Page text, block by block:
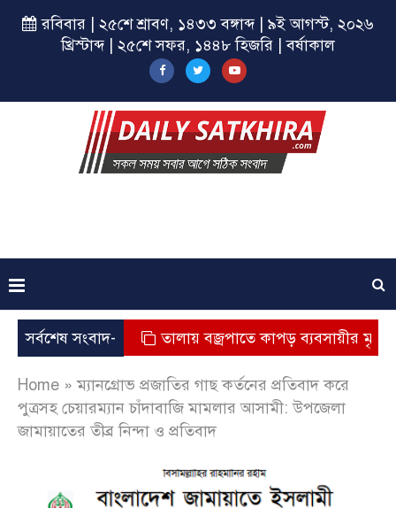
রবিবার | ২৫শে শ্রাবণ, ১৪৩৩ বঙ্গাব্দ | ৯ই আগস্ট, ২০২৬
খ্রিস্টাব্দ | ২৫শে সফর, ১৪৪৮ হিজরি | বর্ষাকাল
সর্বশেষ সংবাদ-তালায় বজ্রপাতে কাপড় ব্যবসায়ীর মৃত্যু
Home »ম্যানগ্রোভ প্রজাতির গাছ কর্তনের প্রতিবাদ করে
পুত্রসহ চেয়ারম্যান চাঁদাবাজি মামলার আসামী: উপজেলা
জামায়াতের তীব্র নিন্দা ও প্রতিবাদ